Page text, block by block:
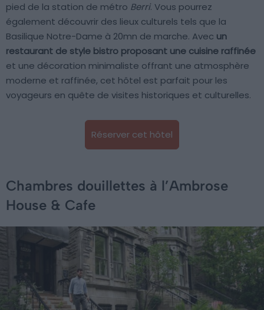
pied de la station de métro Berri. Vous pourrez
également découvrir des lieux culturels tels que la
Basilique Notre-Dame à 20mn de marche. Avec un
restaurant de style bistro proposant une cuisine raffinée
et une décoration minimaliste offrant une atmosphère
moderne et raffinée, cet hôtel est parfait pour les
voyageurs en quête de visites historiques et culturelles.
Réserver cet hôtel
Chambres douillettes à l’Ambrose
House & Cafe